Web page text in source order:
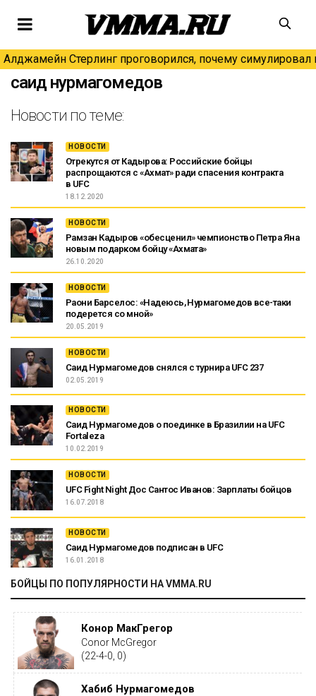
Алджамейн Стерлинг проговорился, почему симулировал
саид нурмагомедов
Новости по теме:
НОВОСТИ
Отрекутся от Кадырова: Российские бойцы
распрощаются с «Ахмат» ради спасения контракта
в UFC
18.12.2020
НОВОСТИ
Рамзан Кадыров «обесценил» чемпионство Петра Яна
новым подарком бойцу «Ахмата»
26.10.2020
НОВОСТИ
Раони Барселос: «Надеюсь, Нурмагомедов все-таки
подерется со мной»
20.05.2019
НОВОСТИ
Саид Нурмагомедов снялся с турнира UFC 237
02.05.2019
НОВОСТИ
Саид Нурмагомедов о поединке в Бразилии на UFC
Fortaleza
10.02.2019
НОВОСТИ
UFC Fight Night Дос Сантос Иванов: Зарплаты бойцов
16.07.2018
НОВОСТИ
Саид Нурмагомедов подписан в UFC
16.01.2018
БОЙЦЫ ПО ПОПУЛЯРНОСТИ НА VMMA.RU
Конор МакГрегор
Conor McGregor
(22-4-0, 0)
Хабиб Нурмагомедов